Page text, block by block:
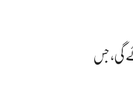
میں ادا کی جائے گی، جس